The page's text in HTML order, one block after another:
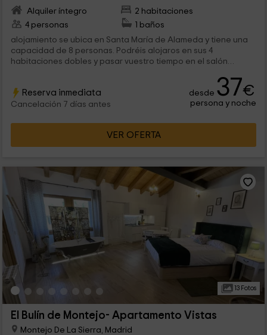
Alquiler íntegro
2 habitaciones
4 personas
1 baños
alojamiento se ubica en Santa María de Alameda y tiene una
capacidad de 8 personas. Podréis alojaros en sus 4
habitaciones dobles y pasar vuestro tiempo en el salón
Reserva inmediata
Cancelación 7 días antes
desde 37€
persona y noche
VER OFERTA
13 Fotos
El Bulín de Montejo- Apartamento Vistas
Montejo De La Sierra, Madrid